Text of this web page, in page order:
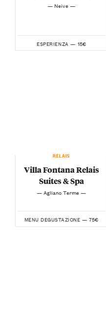
— Neive —
ESPERIENZA — 15€
RELAIS
Villa Fontana Relais
Suites & Spa
— Agliano Terme —
MENU DEGUSTAZIONE — 75€